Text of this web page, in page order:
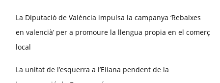
La Diputació de València impulsa la campanya ‘Rebaixes
en valencià’ per a promoure la llengua propia en el comerç
local
La unitat de l’esquerra a l’Eliana pendent de la